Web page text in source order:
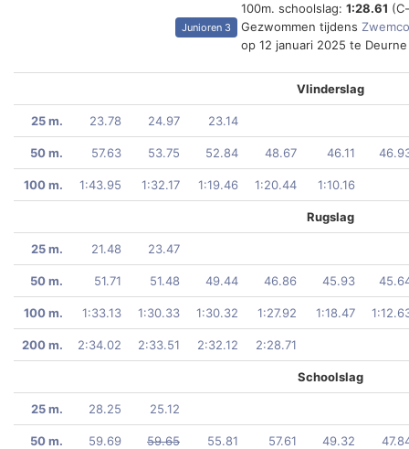
Junioren 3
100m. schoolslag: 1:28.61
Gezwommen tijdens
op 12 januari 2025 te Deurne
Vlinderslag
25 m. 23.78 24.97 23.14
50 m. 57.63 53.75 52.84 48.67 46.11
100 m. 1:43.95 1:32.17 1:19.46 1:20.44 1:10.16
Rugslag
25 m. 21.48 23.47
50 m. 51.71 51.48 49.44 46.86 45.93
100 m. 1:33.13 1:30.33 1:30.32 1:27.92 1:18.47
200 m. 2:34.02 2:33.51 2:32.12 2:28.71
Schoolslag
25 m. 28.25 25.12
50 m. 59.69 59.65 55.81 57.61 49.32